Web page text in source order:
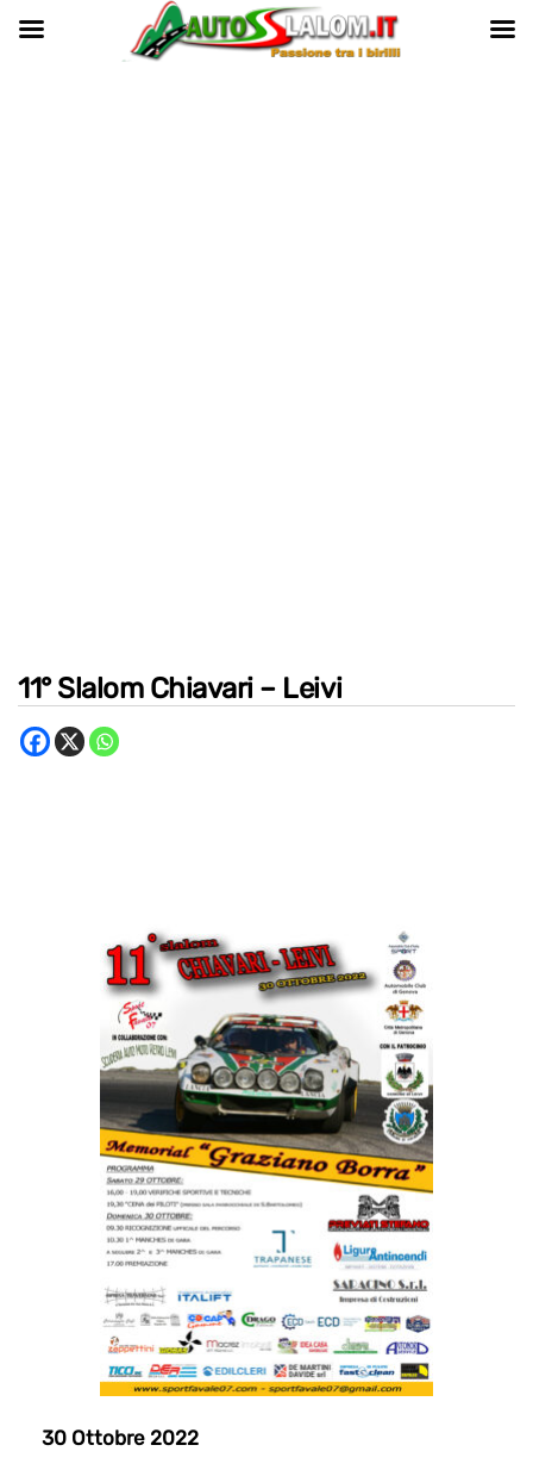
11° Slalom Chiavari – Leivi
30 Ottobre 2022